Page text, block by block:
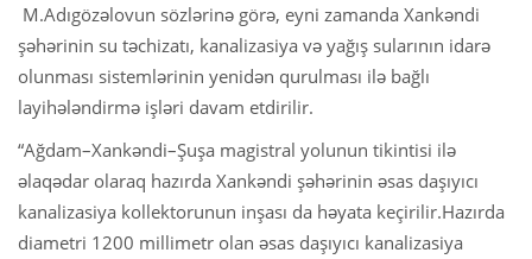
M.Adıgözəlovun sözlərinə görə, eyni zamanda Xankəndi
şəhərinin su təchizatı, kanalizasiya və yağış sularının idarə
olunması sistemlərinin yenidən qurulması ilə bağlı
layihələndirmə işləri davam etdirilir.
“Ağdam–Xankəndi–Şuşa magistral yolunun tikintisi ilə
əlaqədar olaraq hazırda Xankəndi şəhərinin əsas daşıyıcı
kanalizasiya kollektorunun inşası da həyata keçirilir.Hazırda
diametri 1200 millimetr olan əsas daşıyıcı kanalizasiya